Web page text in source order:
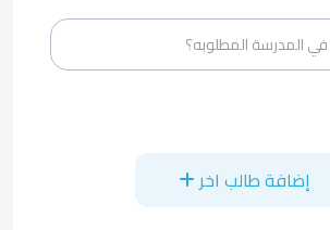
إضافة طالب اخر